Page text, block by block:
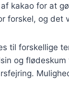
kakao for at
forskel, og det
til forskellige
og